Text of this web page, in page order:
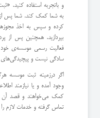
و باتجربه استفاده کنید.
به شما کمک کند. شما پس از
کرده و سپس به اخذ
بپردازید. همچنین پس از
فعالیت رسمی موسسه‌ی خود
سادگی نیست و پیچیدگی‌های
اگر درزمینه ثبت موسسه
وجود آمده و یا نیازمند
کمک می‌خواهند و قصد آن
تماس گرفته و خدمات لازم را